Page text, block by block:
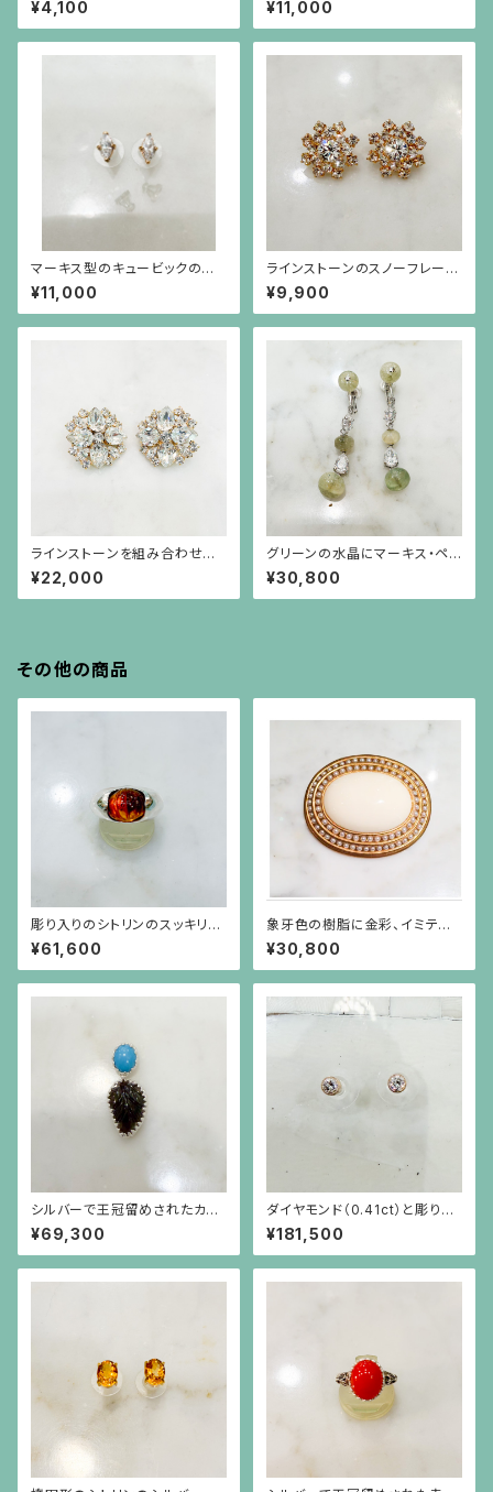
¥4,100 ¥11,000
マーキス型のキュービックのシ
ルバーにゴールドプレーティング
枠のピアス（シルバーポスト）
¥11,000
ラインストーンのスノーフレーク
のような金色ピアス（チタンポス
ト）
¥9,900
ラインストーンを組み合わせた
円形イヤリング（大）
¥22,000
グリーンの水晶にマーキス・ペア
シェイプのキュービックが揺れる
イヤリング
¥30,800
その他の商品
彫り入りのシトリンのスッキリと
したシルバー台のリング
¥61,600
象牙色の樹脂に金彩、イミテー
ションパールがグルリと巻いてい
るブローチ
¥30,800
シルバーで王冠留めされたカボ
ーションのターコイズと葉の形
と彫りのトルマリンのペンダント
（チェーン別）
¥69,300
ダイヤモンド（0.41ct）と彫りを
施した18金枠のピアス
¥181,500